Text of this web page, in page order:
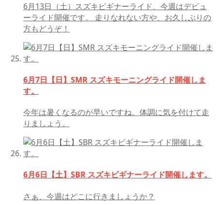
6月13日（土）スズキビギナーライド、今週はデビュ
ーライド開催です。 走りなれない方や、お久しぶりの
方もどうぞ！
6月7日【日】SMR スズキモーニングライド開催しま
す。
今年は暑くなるのが早いですね。体調に気を付けて走
りましょう。
6月6日【土】SBR スズキビギナーライド開催します。
さぁ、今週はどこに行きましょうか？